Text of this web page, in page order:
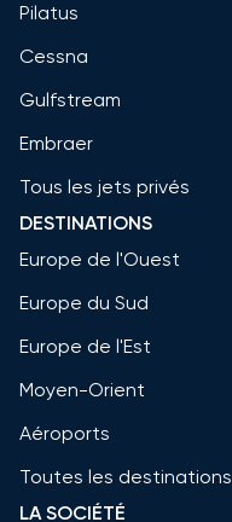
Pilatus
Cessna
Gulfstream
Embraer
Tous les jets privés
DESTINATIONS
Europe de l'Ouest
Europe du Sud
Europe de l'Est
Moyen-Orient
Aéroports
Toutes les destinations
LA SOCIÉTÉ